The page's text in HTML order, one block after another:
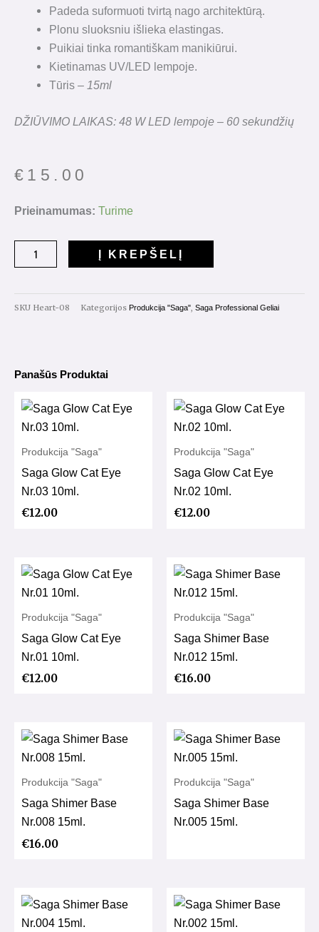
Padeda suformuoti tvirtą nago architektūrą.
Plonu sluoksniu išlieka elastingas.
Puikiai tinka romantiškam manikiūrui.
Kietinamas UV/LED lempoje.
Tūris– 15ml
DŽIŪVIMO LAIKAS: 48 W LED lempoje – 60 sekundžių
€ 15.00
Prieinamumas: Turime
produkto
Builder
Nr.08
Į KREPŠELĮ
SKU Heart-08 Kategorijos Produkcija "Saga", Saga Professional Geliai
Panašūs Produktai
Produkcija "Saga"
Saga Glow Cat Eye
Nr.03 10ml.
€12.00
Produkcija "Saga"
Saga Glow Cat Eye
Nr.02 10ml.
€12.00
Produkcija "Saga"
Saga Glow Cat Eye
Nr.01 10ml.
€12.00
Produkcija "Saga"
Saga Shimer Base
Nr.012 15ml.
€16.00
Produkcija "Saga"
Saga Shimer Base
Nr.008 15ml.
€16.00
Produkcija "Saga"
Saga Shimer Base
Nr.005 15ml.